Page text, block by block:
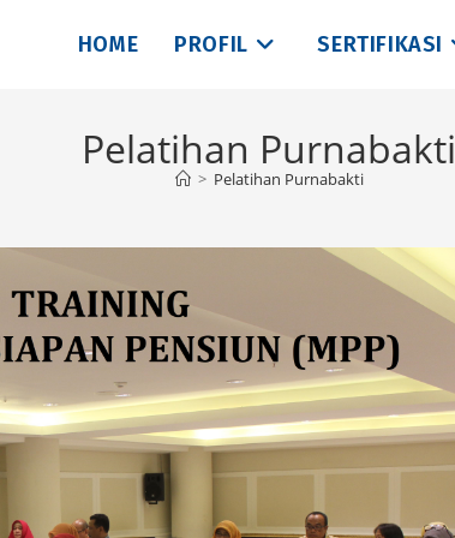
HOME PROFIL SERTIFIKASI
Pelatihan Purnabakti
> Pelatihan Purnabakti